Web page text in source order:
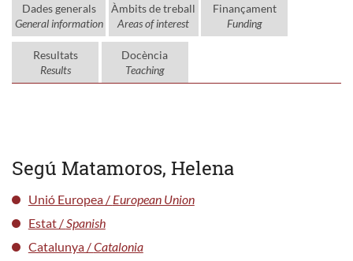
Dades generals
General information
Àmbits de treball
Areas of interest
Finançament
Funding
Resultats
Results
Docència
Teaching
Segú Matamoros, Helena
Unió Europea / European Union
Estat / Spanish
Catalunya /Catalonia